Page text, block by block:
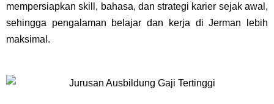
mempersiapkan skill, bahasa, dan strategi karier sejak awal,
sehingga pengalaman belajar dan kerja di Jerman lebih
maksimal.